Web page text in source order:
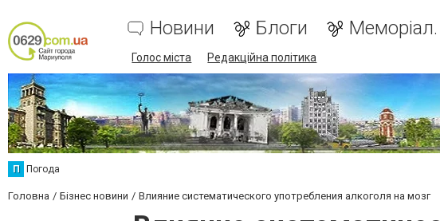
Новини Блоги
Голос міста Редакційна політика
П Погода
Головна Бізнес новини Влияние систематического употребления алкоголя на мозг